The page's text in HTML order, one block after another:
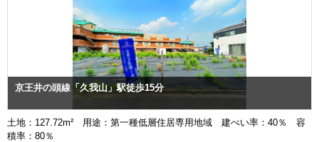
京王井の頭線「久我山」駅徒歩15分
土地：127.72m² 用途：第一種低層住居専用地域 建ぺい率：40％ 容
積率：80％